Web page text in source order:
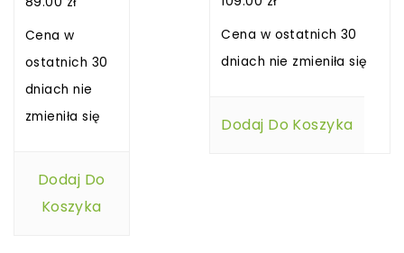
Cena w
ostatnich 30
dniach nie
zmieniła się
Dodaj Do
Koszyka
Cena w ostatnich 30
dniach nie zmieniła się
Dodaj Do Koszyka